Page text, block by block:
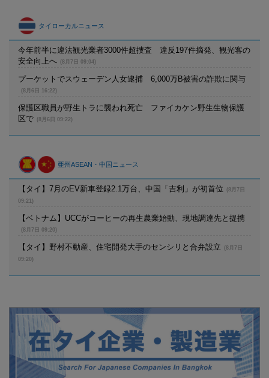
タイローカルニュース
今年前半に違法観光業者3000件超捜査 違反197件摘発、観光客の
安全向上へ
(8月7日 09:04)
プーケットでスウェーデン人女逮捕 6,000万B被害の詐欺に関与
(8月6日 16:22)
保護区職員が野生トラに襲われ死亡 ファイカケン野生生物保護
区で
(8月6日 09:22)
亜州ASEAN・中国ニュース
【タイ】7月のEV新車登録2.1万台、中国「吉利」が初首位
(8月7日
09:21)
【ベトナム】UCCがコーヒーの再生農業始動、現地調達先と提携
(8月7日 09:20)
【タイ】野村不動産、住宅開発大手のセンシリと合弁設立
(8月7日
09:20)